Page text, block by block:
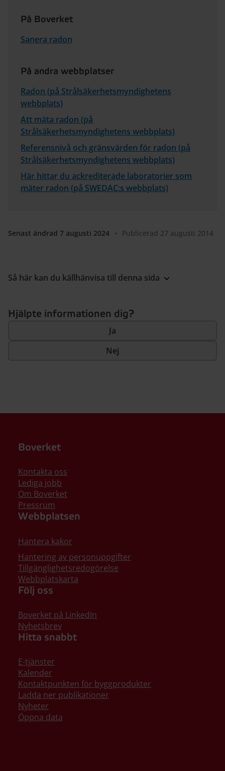
På Boverket
Sanera radon
På andra webbplatser
Radon (på Strålsäkerhetsmyndighetens
webbplats)
Att mäta radon (på
Strålsäkerhetsmyndighetens webbplats)
Referensnivå och gränsvärden för radon (på
Strålsäkerhetsmyndighetens webbplats)
Här hittar du ackrediterade laboratorier som
mäter radon (på SWEDAC:s webbplats)
Senast ändrad 7 augusti 2024 • Publicerad 27 augusti 2014
Så här kan du källhänvisa till denna sida
Hjälpte informationen dig?
Ja
Nej
Boverket
Kontakta oss
Lediga jobb
Om Boverket
Pressrum
Webbplatsen
Hantera kakor
Hantering av personuppgifter
Tillgänglighetsredogörelse
Webbplatskarta
Följ oss
Boverket på LinkedIn
Nyhetsbrev
Hitta snabbt
E-tjänster
Kalender
Kontaktpunkten för byggprodukter
Ladda ner publikationer
Nyheter
Öppna data